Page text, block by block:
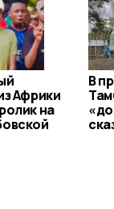
Африки
на
В